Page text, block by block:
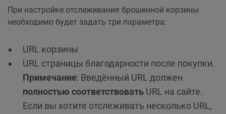
При настройке отслеживания брошенной корзины
необходимо будет задать три параметра:
URL корзины
URL страницы благодарности после покупки.
Примечание: Введённый URL должен
полностью соответствовать URL на сайте.
Если вы хотите отслеживать несколько URL,